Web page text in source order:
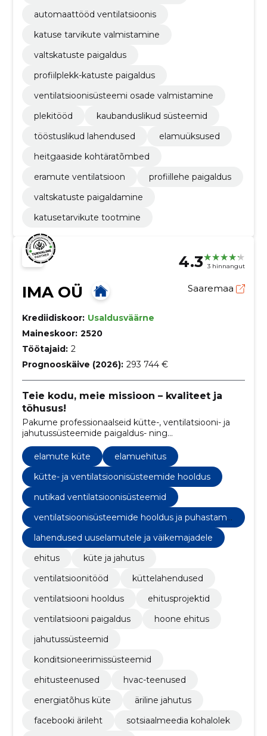
automaattööd ventilatsioonis
katuse tarvikute valmistamine
valtskatuste paigaldus
profiilplekk-katuste paigaldus
ventilatsioonisüsteemi osade valmistamine
plekitööd
kaubanduslikud süsteemid
tööstuslikud lahendused
elamuüksused
heitgaaside kohtäratõmbed
eramute ventilatsioon
profiillehe paigaldus
valtskatuste paigaldamine
katusetarvikute tootmine
4.3 3 hinnangut
IMA OÜ Saaremaa
Krediidiskoor: Usaldusväärne
Maineskoor: 2520
Töötajaid: 2
Prognooskäive (2026): 293 744 €
Teie kodu, meie missioon – kvaliteet ja
tõhusus!
Pakume professionaalseid kütte-, ventilatsiooni- ja
jahutussüsteemide paigaldus- ning
hooldusteenuseid, keskendudes energiatõhususele ja
jätkusuutlikkusele.
elamute küte
elamuehitus
kütte- ja ventilatsioonisüsteemide hooldus
nutikad ventilatsioonisüsteemid
ventilatsioonisüsteemide hooldus ja puhastami
lahendused uuselamutele ja väikemajadele
ehitus
küte ja jahutus
ventilatsioonitööd
küttelahendused
ventilatsiooni hooldus
ehitusprojektid
ventilatsiooni paigaldus
hoone ehitus
jahutussüsteemid
konditsioneerimissüsteemid
ehitusteenused
hvac-teenused
energiatõhus küte
äriline jahutus
facebooki ärileht
sotsiaalmeedia kohalolek